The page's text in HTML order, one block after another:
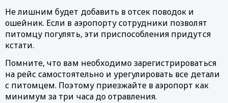
Не лишним будет добавить в отсек поводок и
ошейник. Если в аэропорту сотрудники позволят
питомцу погулять, эти приспособления придутся
кстати.
Помните, что вам необходимо зарегистрироваться
на рейс самостоятельно и урегулировать все детали
с питомцем. Поэтому приезжайте в аэропорт как
минимум за три часа до отравления.